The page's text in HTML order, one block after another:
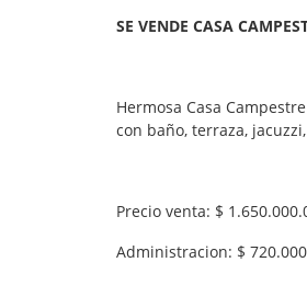
SE VENDE CASA
Hermosa Casa
con baño, terraza,
Precio venta: $
Administracion: $ 720.000